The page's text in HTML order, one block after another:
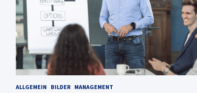
ALLGEMEIN BILDER MANAGEMENT